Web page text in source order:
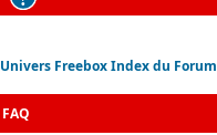
Univers Freebox Index du Forum
FAQ